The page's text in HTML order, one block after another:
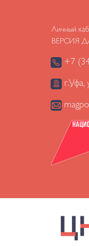
Личный
ВЕРСИЯ
+7
г.Уфа,